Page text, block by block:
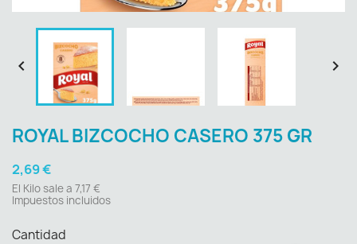
 
ROYAL BIZCOCHO CASERO 375 GR
2,69 €
El Kilo sale a 7,17 €
Impuestos incluidos
Cantidad